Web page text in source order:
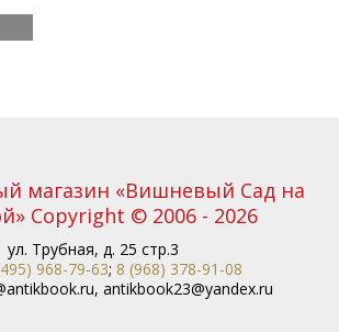
магазин «Вишневый Сад на
Copyright © 2006 - 2026
ул. Трубная, д. 25 стр.3
968-79-63; 8 (968) 378-91-08
, antikbook23@yandex.ru